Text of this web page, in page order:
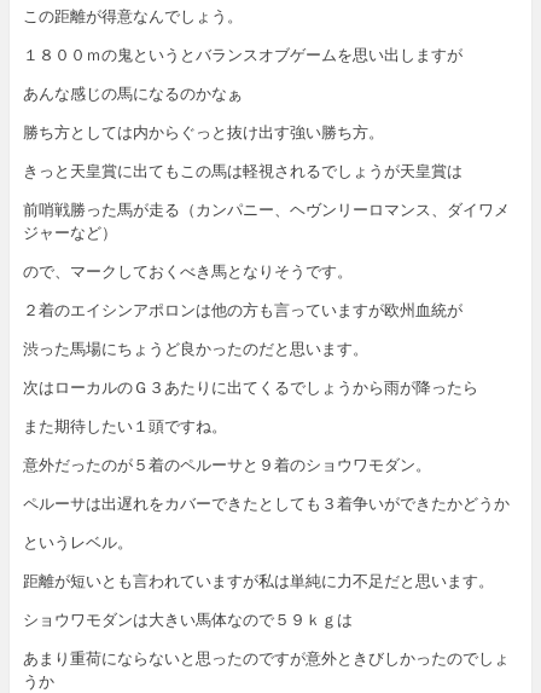
この距離が得意なんでしょう。
１８００ｍの鬼というとバランスオブゲームを思い出しますが
あんな感じの馬になるのかなぁ
勝ち方としては内からぐっと抜け出す強い勝ち方。
きっと天皇賞に出てもこの馬は軽視されるでしょうが天皇賞は
前哨戦勝った馬が走る（カンパニー、ヘヴンリーロマンス、ダイワメ
ジャーなど）
ので、マークしておくべき馬となりそうです。
２着のエイシンアポロンは他の方も言っていますが欧州血統が
渋った馬場にちょうど良かったのだと思います。
次はローカルのＧ３あたりに出てくるでしょうから雨が降ったら
また期待したい１頭ですね。
意外だったのが５着のペルーサと９着のショウワモダン。
ペルーサは出遅れをカバーできたとしても３着争いができたかどうか
というレベル。
距離が短いとも言われていますが私は単純に力不足だと思います。
ショウワモダンは大きい馬体なので５９ｋｇは
あまり重荷にならないと思ったのですが意外ときびしかったのでしょ
うか